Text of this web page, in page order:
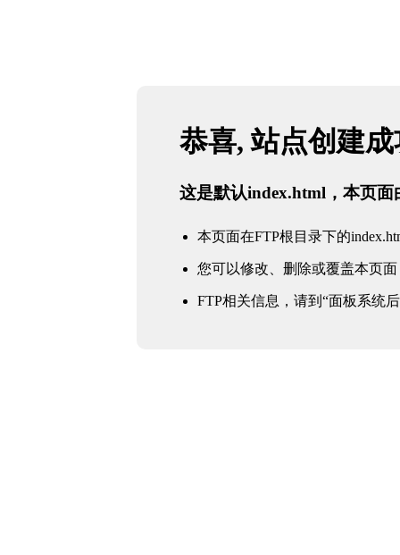
恭喜, 站点创建
这是默认index.html，本页面
本页面在FTP根目录下的
您可以修改、删除或覆盖本页面
FTP相关信息，请到“面板系统